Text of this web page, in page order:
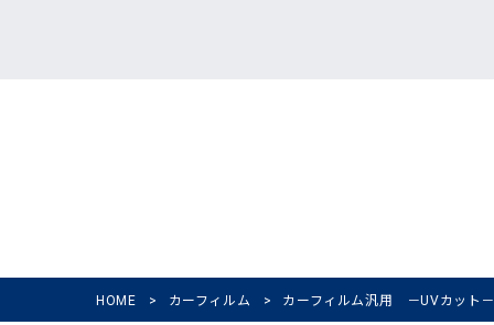
HOME > カーフィルム > カーフィルム汎用 －UVカット